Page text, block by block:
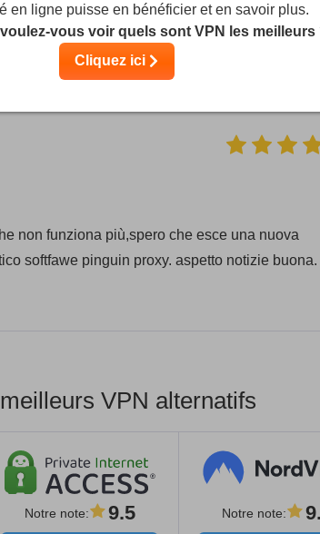
1
Sécurité
non funziona più,spero che esce una nuova
softfawe pinguin proxy. aspetto notizie buona.
VPN alternatifs
Notre note: 9.5 Notre note:
en ligne puisse en bénéficier et en savoir plus.
vous voir quels sont VPN les meilleurs
Cliquez ici